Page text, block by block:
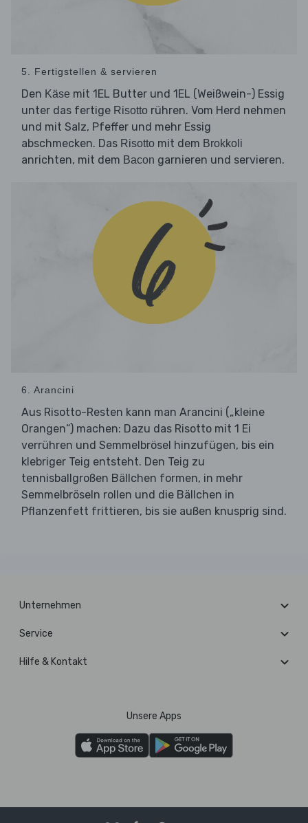
5. Fertigstellen & servieren
Den Käse mit 1EL Butter und 1EL (Weißwein-) Essig
unter das fertige Risotto rühren. Vom Herd nehmen
und mit Salz, Pfeffer und mehr Essig
abschmecken. Das Risotto mit dem Brokkoli
anrichten, mit dem Bacon garnieren und servieren.
6. Arancini
Aus Risotto-Resten kann man Arancini („kleine
Orangen“) machen: Dazu das Risotto mit 1 Ei
verrühren und Semmelbrösel hinzufügen, bis ein
klebriger Teig entsteht. Den Teig zu
tennisballgroßen Bällchen formen, in mehr
Semmelbröseln rollen und die Bällchen in
Pflanzenfett frittieren, bis sie außen knusprig sind.
Unternehmen
Service
Hilfe & Kontakt
Unsere Apps